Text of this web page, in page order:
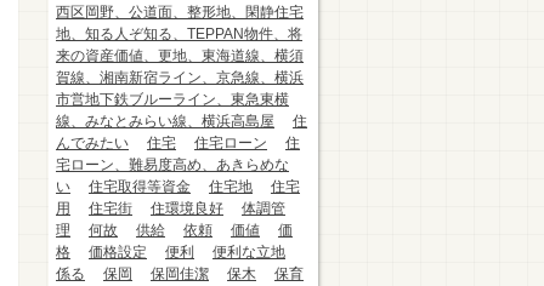
西区岡野、公道面、整形地、閑静住宅
地、知る人ぞ知る、TEPPAN物件、将
来の資産価値、更地、東海道線、横須
賀線、湘南新宿ライン、京急線、横浜
市営地下鉄ブルーライン、東急東横
線、みなとみらい線、横浜高島屋
住
んでみたい
住宅 住宅ローン
住
宅ローン、難易度高め、あきらめな
い
住宅取得等資金 住宅地
住宅
用
住宅街 住環境良好
体調管
理
何故 供給 依頼 価値
価
格
価格設定 便利
便利な立地
係る
保岡 保岡佳潔 保木
保育